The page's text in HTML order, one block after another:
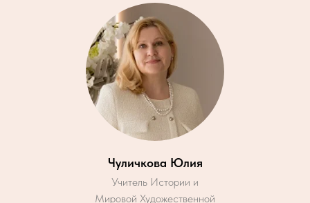
Чуличкова Юлия
Учитель Истории и
Мировой Художественной